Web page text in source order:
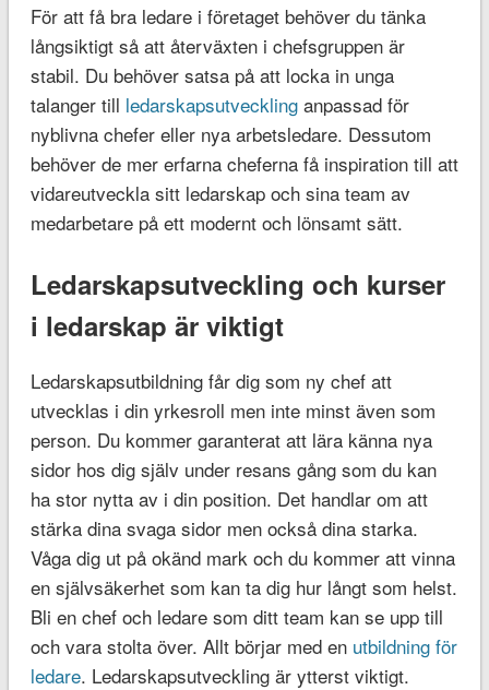
För att få bra ledare i företaget behöver du tänka
långsiktigt så att återväxten i chefsgruppen är
stabil. Du behöver satsa på att locka in unga
talanger till ledarskapsutvecklinganpassad för
nyblivna chefer eller nya arbetsledare. Dessutom
behöver de mer erfarna cheferna få inspiration till att
vidareutveckla sitt ledarskap och sina team av
medarbetare på ett modernt och lönsamt sätt.
Ledarskapsutveckling och kurser
i ledarskap är viktigt
Ledarskapsutbildning får dig som ny chef att
utvecklas i din yrkesroll men inte minst även som
person. Du kommer garanterat att lära känna nya
sidor hos dig själv under resans gång som du kan
ha stor nytta av i din position. Det handlar om att
stärka dina svaga sidor men också dina starka.
Våga dig ut på okänd mark och du kommer att vinna
en självsäkerhet som kan ta dig hur långt som helst.
Bli en chef och ledare som ditt team kan se upp till
och vara stolta över. Allt börjar med en utbildning för
ledare. Ledarskapsutveckling är ytterst viktigt.